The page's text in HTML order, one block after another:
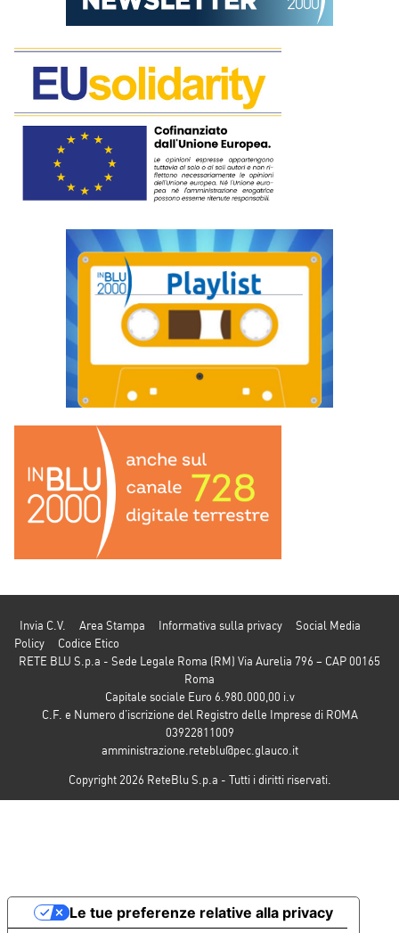
Invia C.V. Area Stampa Informativa sulla privacy
Social Media
Policy
Codice Etico
RETE BLU S.p.a - Sede Legale Roma (RM) Via Aurelia 796 – CAP 00165
Roma
Capitale sociale Euro 6.980.000,00 i.v
C.F. e Numero d’iscrizione del Registro delle Imprese di ROMA
03922811009
amministrazione.reteblu@pec.glauco.it
Copyright 2026 ReteBlu S.p.a - Tutti i diritti riservati.
Le tue preferenze relative alla privacy